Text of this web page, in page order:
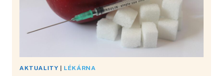
AKTUALITY LÉKÁRNA